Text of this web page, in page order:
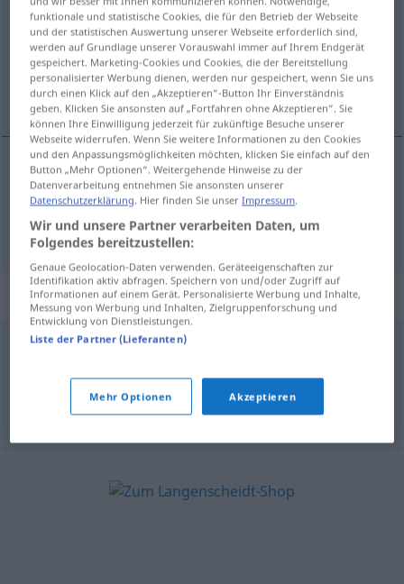
Übersicht aller Übersetzungen
(Für mehr Details die Übersetzung anklicken/antippen)
transitable, practicable, viable
transitable,practicable gangbar
viable gangbar FIG
Synonyme für "gangbar"
drin (ugs.),machbar,erreichbar,durchführbar
funktionale und statistische Cookies, die für den Betrieb der Webseite
und der statistischen Auswertung unserer Webseite erforderlich sind,
werden auf Grundlage unserer Vorauswahl immer auf Ihrem Endgerät
gespeichert. Marketing-Cookies und Cookies, die der Bereitstellung
personalisierter Werbung dienen, werden nur gespeichert, wenn Sie uns
durch einen Klick auf den „Akzeptieren“-Button Ihr Einverständnis
geben. Klicken Sie ansonsten auf „Fortfahren ohne Akzeptieren“. Sie
können Ihre Einwilligung jederzeit für zukünftige Besuche unserer
Webseite widerrufen. Wenn Sie weitere Informationen zu den Cookies
und den Anpassungsmöglichkeiten möchten, klicken Sie einfach auf den
Button „Mehr Optionen“. Weitergehende Hinweise zu der
Datenverarbeitung entnehmen Sie ansonsten unserer
Datenschutzerklärung. Hier finden Sie unserImpressum.
Wir und unsere Partner verarbeiten Daten, um
Folgendes bereitzustellen:
Genaue Geolocation-Daten verwenden. Geräteeigenschaften zur
Identifikation aktiv abfragen. Speichern von und/oder Zugriff auf
Informationen auf einem Gerät. Personalisierte Werbung und Inhalte,
Messung von Werbung und Inhalten, Zielgruppenforschung und
Entwicklung von Dienstleistungen.
Liste der Partner (Lieferanten)
Mehr Optionen Akzeptieren